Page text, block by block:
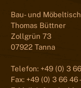
Bau- und
Thomas Büttner
Zollgrün 73
07922 Tanna
Telefon: +49 (0) 3
Fax: +49 (0) 3 66 46